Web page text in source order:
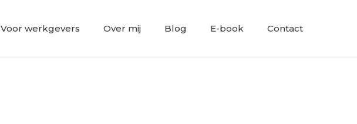
Voor werkgevers Over mij Blog E-book Contact